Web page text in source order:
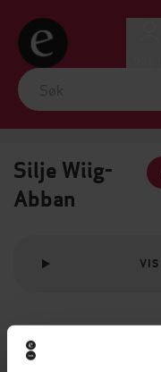
Silje Wiig-
Abban
VIS